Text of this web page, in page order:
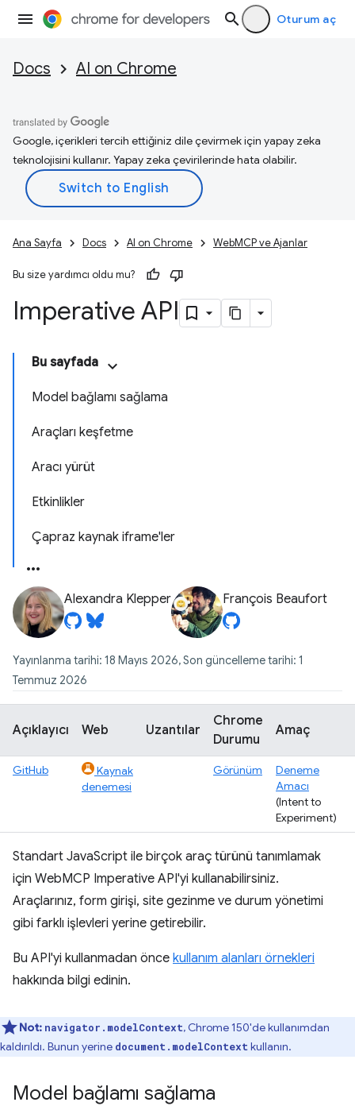
Oturum aç
Docs AI on Chrome
Google, içerikleri tercih ettiğiniz dile çevirmek için yapay zeka
teknolojisini kullanır. Yapay zeka çevirilerinde hata olabilir.
Ana Sayfa Docs AI on Chrome WebMCP ve Ajanlar
Bu size yardımcı oldu mu?
Imperative API
Bu sayfada
Model bağlamı sağlama
Araçları keşfetme
Aracı yürüt
Etkinlikler
Çapraz kaynak iframe'ler
Alexandra Klepper François Beaufort
Yayınlanma tarihi: 18 Mayıs 2026, Son güncelleme tarihi: 1
Temmuz 2026
Açıklayıcı Web Uzantılar
Chrome
Durumu
Amaç
GitHub
Kaynak
denemesi
Görünüm
Deneme
Amacı
(Intent to
Experiment)
Standart JavaScript ile birçok araç türünü tanımlamak
için WebMCP Imperative API'yi kullanabilirsiniz.
Araçlarınız, form girişi, site gezinme ve durum yönetimi
gibi farklı işlevleri yerine getirebilir.
Bu API'yi kullanmadan önce kullanım alanları örnekleri
hakkında bilgi edinin.
Not: navigator.modelContext, Chrome 150'de kullanımdan
kaldırıldı. Bunun yerine document.modelContext kullanın.
Model bağlamı sağlama